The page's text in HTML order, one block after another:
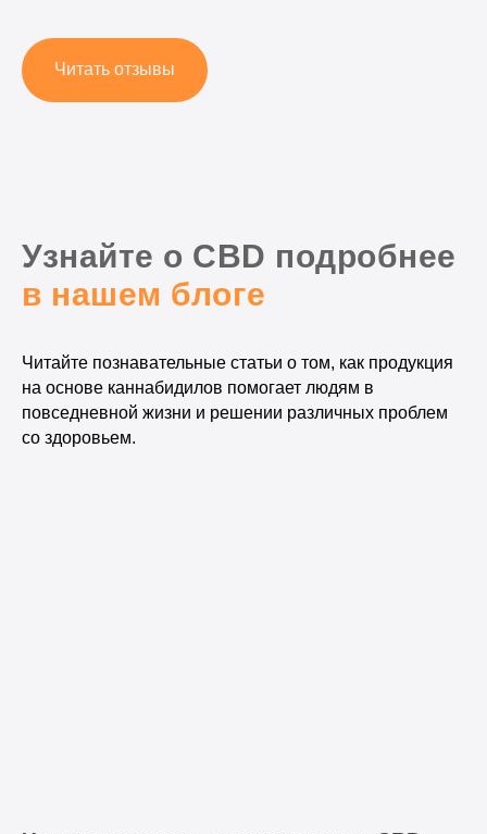
Читать отзывы
Узнайте о CBD подробнее
в нашем блоге
Читайте познавательные статьи о том, как продукция
на основе каннабидилов помогает людям в
повседневной жизни и решении различных проблем
со здоровьем.